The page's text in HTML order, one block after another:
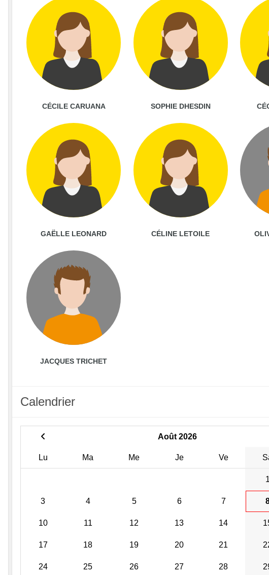
CÉCILE CARUANA SOPHIE DHESDIN
GAËLLE LEONARD CÉLINE LETOILE
JACQUES TRICHET
Calendrier
Août 2026
Lu Ma Me Je Ve
1
3 4 5 6 7
10 11 12 13 14
17 18 19 20 21
24 25 26 27 28